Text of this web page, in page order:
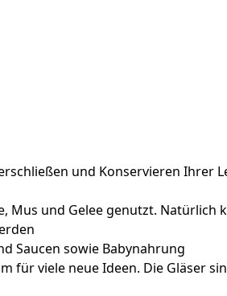
und Konservieren Ihrer
und Gelee genutzt. Natürlich
Saucen sowie Babynahrung
für viele neue Ideen. Die Gläser